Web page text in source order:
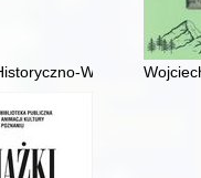
Wojskowy. R.